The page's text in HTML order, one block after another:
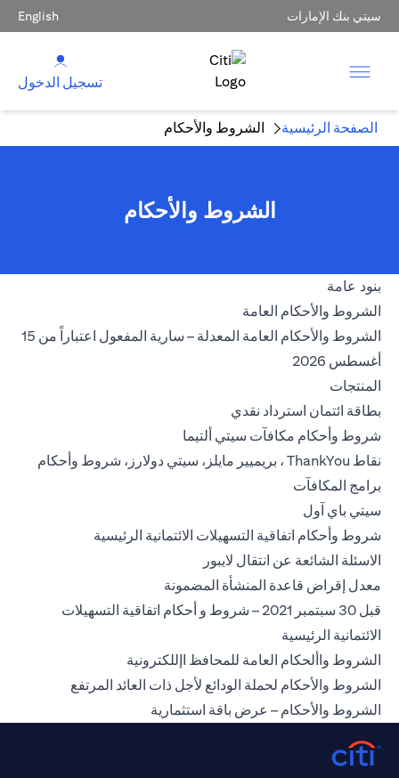
سيتي بنك الإمارات English
تسجيل الدخول
الصفحة الرئيسية الشروط والأحكام
الشروط والأحكام
بنود عامة
الشروط والأحكام العامة
الشروط والأحكام العامة المعدلة – سارية المفعول اعتباراً من 15
أغسطس 2026
المنتجات
بطاقة ائتمان استرداد نقدي
شروط وأحكام مكافآت سيتي ألتيما
نقاط ThankYou ، بريميير مايلز، سيتي دولارز، شروط وأحكام
برامج المكافآت
سيتي باي آول
شروط وأحكام اتفاقية التسهيلات الائتمانية الرئيسية
الاسئلة الشائعة عن انتقال لايبور
معدل إقراض قاعدة المنشأة المضمونة
قبل 30 سبتمبر 2021 – شروط و أحكام اتفاقية التسهيلات
الائتمانية الرئيسية
الشروط واألحكام العامة للمحافظ اإللكترونية
الشروط والأحكام لحملة الودائع لأجل ذات العائد المرتفع
الشروط والأحكام – عرض باقة استثمارية